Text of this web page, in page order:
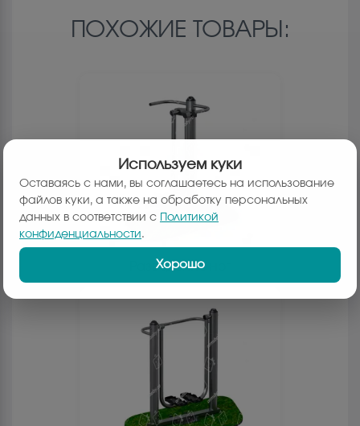
ПОХОЖИЕ ТОВАРЫ:
Разведение ног
Используем куки
Оставаясь с нами, вы соглашаетесь на использование
файлов куки, а также на обработку персональных
данных в соответствии с Политикой
конфиденциальности.
Хорошо